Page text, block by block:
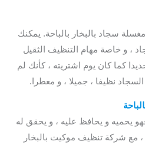
سجاد بالبخار بالباحة. يمكنك
، و خاصة مهام التنظيف الثقيل
كما كان يوم اشتريته ، كأنك لم
نظيفا ، جميلا ، و معطرا.
يحميه و يحافظ عليه ، و يحقق له
مع شركة تنظيف موكيت بالبخار